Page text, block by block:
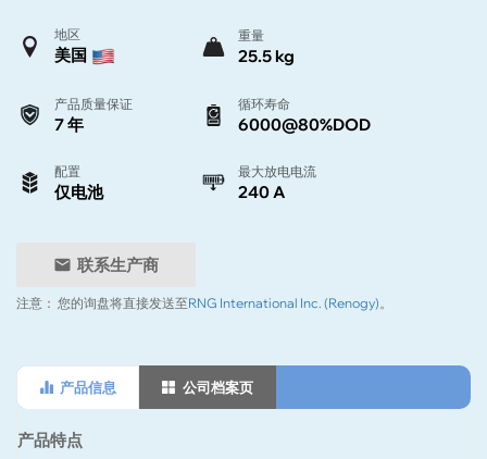
地区
美国
重量
25.5 kg
产品质量保证
7 年
循环寿命
6000@80%DOD
配置
仅电池
最大放电电流
240 A
联系生产商
注意： 您的询盘将直接发送至RNG International Inc. (Renogy) 。
产品信息 公司档案页
产品特点